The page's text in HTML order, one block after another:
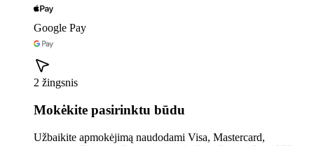
Google Pay
2 žingsnis
Mokėkite pasirinktu būdu
Užbaikite apmokėjimą naudodami Visa, Mastercard,